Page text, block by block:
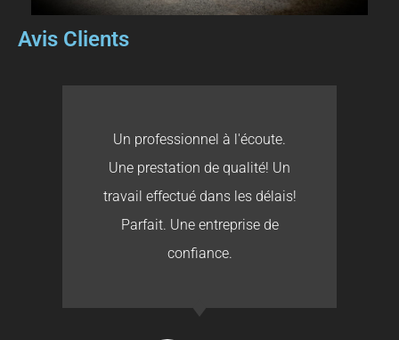
Avis Clients
Un professionnel à l'écoute.
Une prestation de qualité! Un
travail effectué dans les délais!
Parfait. Une entreprise de
confiance.